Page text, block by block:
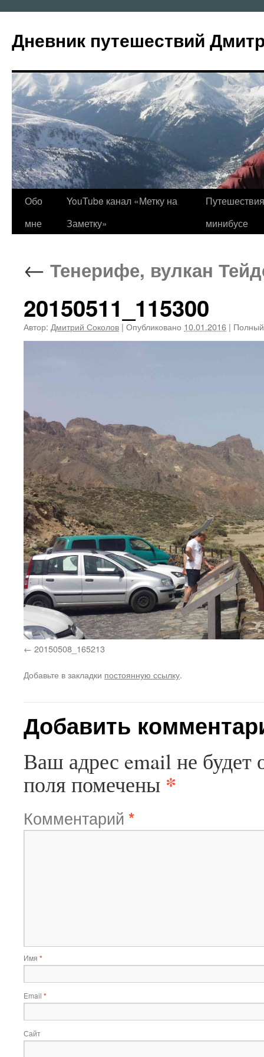
содержимому
Дневник путешествий
Обо
мне
YouTube канал «Метку на
Заметку»
минибусе
← Тенерифе, вулкан
20150511_115300
Автор: Дмитрий Соколов | Опубликовано 10.01.2016 |
20150508_165213
Добавьте в закладки постоянную ссылку.
Добавить
Ваш адрес email не будет
поля помечены *
Комментарий *
Имя *
Email *
Сайт